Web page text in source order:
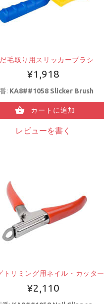
毛取り用スリッカーブラシ
¥1,918
: KA8##1058 Slicker Brush
カートに追加
レビューを書く
トリミング用ネイル・カッター
¥2,110